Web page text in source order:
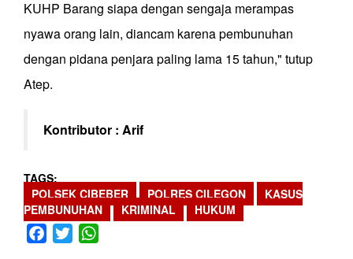
KUHP Barang siapa dengan sengaja merampas
nyawa orang lain, diancam karena pembunuhan
dengan pidana penjara paling lama 15 tahun," tutup
Atep.
Kontributor : Arif
TAGS
POLSEK CIBEBER
POLRES CILEGON
KASUS
PEMBUNUHAN
KRIMINAL HUKUM
Facebook
Twitter